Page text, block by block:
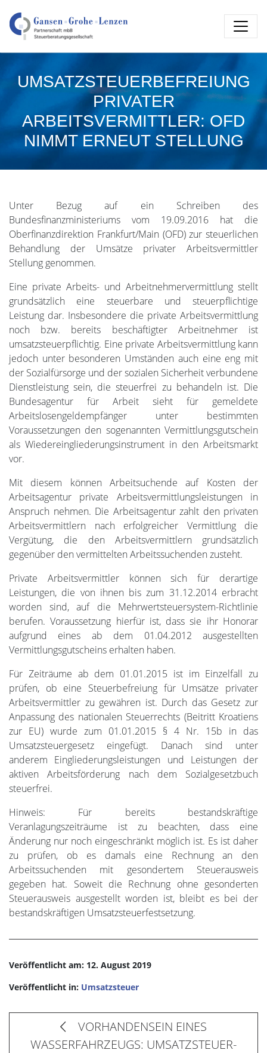
UMSATZSTEUERBEFREIUNG
PRIVATER
ARBEITSVERMITTLER: OFD
NIMMT ERNEUT STELLUNG
Unter Bezug auf ein Schreiben des
Bundesfinanzministeriums vom 19.09.2016 hat die
Oberfinanzdirektion Frankfurt/Main (OFD) zur steuerlichen
Behandlung der Umsätze privater Arbeitsvermittler
Stellung genommen.
Eine private Arbeits- und Arbeitnehmervermittlung stellt
grundsätzlich eine steuerbare und steuerpflichtige
Leistung dar. Insbesondere die private Arbeitsvermittlung
noch bzw. bereits beschäftigter Arbeitnehmer ist
umsatzsteuerpflichtig. Eine private Arbeitsvermittlung kann
jedoch unter besonderen Umständen auch eine eng mit
der Sozialfürsorge und der sozialen Sicherheit verbundene
Dienstleistung sein, die steuerfrei zu behandeln ist. Die
Bundesagentur für Arbeit sieht für gemeldete
Arbeitslosengeldempfänger unter bestimmten
Voraussetzungen den sogenannten Vermittlungsgutschein
als Wiedereingliederungsinstrument in den Arbeitsmarkt
vor.
Mit diesem können Arbeitsuchende auf Kosten der
Arbeitsagentur private Arbeitsvermittlungsleistungen in
Anspruch nehmen. Die Arbeitsagentur zahlt den privaten
Arbeitsvermittlern nach erfolgreicher Vermittlung die
Vergütung, die den Arbeitsvermittlern grundsätzlich
gegenüber den vermittelten Arbeitssuchenden zusteht.
Private Arbeitsvermittler können sich für derartige
Leistungen, die von ihnen bis zum 31.12.2014 erbracht
worden sind, auf die Mehrwertsteuersystem-Richtlinie
berufen. Voraussetzung hierfür ist, dass sie ihr Honorar
aufgrund eines ab dem 01.04.2012 ausgestellten
Vermittlungsgutscheins erhalten haben.
Für Zeiträume ab dem 01.01.2015 ist im Einzelfall zu
prüfen, ob eine Steuerbefreiung für Umsätze privater
Arbeitsvermittler zu gewähren ist. Durch das Gesetz zur
Anpassung des nationalen Steuerrechts (Beitritt Kroatiens
zur EU) wurde zum 01.01.2015 § 4 Nr. 15b in das
Umsatzsteuergesetz eingefügt. Danach sind unter
anderem Eingliederungsleistungen und Leistungen der
aktiven Arbeitsförderung nach dem Sozialgesetzbuch
steuerfrei.
Hinweis: Für bereits bestandskräftige
Veranlagungszeiträume ist zu beachten, dass eine
Änderung nur noch eingeschränkt möglich ist. Es ist daher
zu prüfen, ob es damals eine Rechnung an den
Arbeitssuchenden mit gesondertem Steuerausweis
gegeben hat. Soweit die Rechnung ohne gesonderten
Steuerausweis ausgestellt worden ist, bleibt es bei der
bestandskräftigen Umsatzsteuerfestsetzung.
Veröffentlicht am: 12. August 2019
Veröffentlicht in: Umsatzsteuer
VORHANDENSEIN EINES
WASSERFAHRZEUGS: UMSATZSTEUER-